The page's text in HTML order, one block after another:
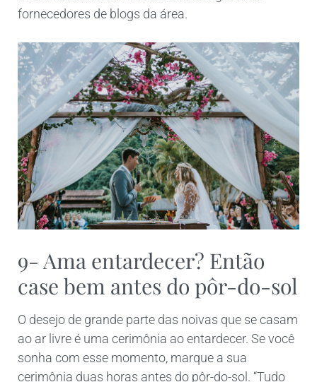
fornecedores de blogs da área.
9- Ama entardecer? Então
case bem antes do pôr-do-sol
O desejo de grande parte das noivas que se casam
ao ar livre é uma cerimônia ao entardecer. Se você
sonha com esse momento, marque a sua
cerimônia duas horas antes do pôr-do-sol. “Tudo